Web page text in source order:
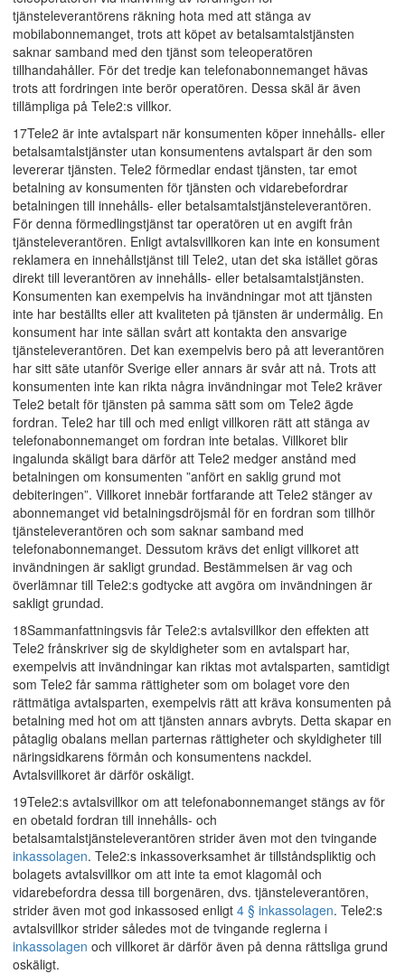
tjänsteleverantörens räkning hota med att stänga av
mobilabonnemanget, trots att köpet av betalsamtalstjänsten
saknar samband med den tjänst som teleoperatören
tillhandahåller. För det tredje kan telefonabonnemanget hävas
trots att fordringen inte berör operatören. Dessa skäl är även
tillämpliga på Tele2:s villkor.
17Tele2 är inte avtalspart när konsumenten köper innehålls- eller
betalsamtalstjänster utan konsumentens avtalspart är den som
levererar tjänsten. Tele2 förmedlar endast tjänsten, tar emot
betalning av konsumenten för tjänsten och vidarebefordrar
betalningen till innehålls- eller betalsamtalstjänsteleverantören.
För denna förmedlingstjänst tar operatören ut en avgift från
tjänsteleverantören. Enligt avtalsvillkoren kan inte en konsument
reklamera en innehållstjänst till Tele2, utan det ska istället göras
direkt till leverantören av innehålls- eller betalsamtalstjänsten.
Konsumenten kan exempelvis ha invändningar mot att tjänsten
inte har beställts eller att kvaliteten på tjänsten är undermålig. En
konsument har inte sällan svårt att kontakta den ansvarige
tjänsteleverantören. Det kan exempelvis bero på att leverantören
har sitt säte utanför Sverige eller annars är svår att nå. Trots att
konsumenten inte kan rikta några invändningar mot Tele2 kräver
Tele2 betalt för tjänsten på samma sätt som om Tele2 ägde
fordran. Tele2 har till och med enligt villkoren rätt att stänga av
telefonabonnemanget om fordran inte betalas. Villkoret blir
ingalunda skäligt bara därför att Tele2 medger anstånd med
betalningen om konsumenten ”anfört en saklig grund mot
debiteringen”. Villkoret innebär fortfarande att Tele2 stänger av
abonnemanget vid betalningsdröjsmål för en fordran som tillhör
tjänsteleverantören och som saknar samband med
telefonabonnemanget. Dessutom krävs det enligt villkoret att
invändningen är sakligt grundad. Bestämmelsen är vag och
överlämnar till Tele2:s godtycke att avgöra om invändningen är
sakligt grundad.
18Sammanfattningsvis får Tele2:s avtalsvillkor den effekten att
Tele2 frånskriver sig de skyldigheter som en avtalspart har,
exempelvis att invändningar kan riktas mot avtalsparten, samtidigt
som Tele2 får samma rättigheter som om bolaget vore den
rättmätiga avtalsparten, exempelvis rätt att kräva konsumenten på
betalning med hot om att tjänsten annars avbryts. Detta skapar en
påtaglig obalans mellan parternas rättigheter och skyldigheter till
näringsidkarens förmån och konsumentens nackdel.
Avtalsvillkoret är därför oskäligt.
19Tele2:s avtalsvillkor om att telefonabonnemanget stängs av för
en obetald fordran till innehålls- och
betalsamtalstjänsteleverantören strider även mot den tvingande
inkassolagen. Tele2:s inkassoverksamhet är tillståndspliktig och
bolagets avtalsvillkor om att inte ta emot klagomål och
vidarebefordra dessa till borgenären, dvs. tjänsteleverantören,
strider även mot god inkassosed enligt 4 § inkassolagen. Tele2:s
avtalsvillkor strider således mot de tvingande reglerna i
inkassolagen och villkoret är därför även på denna rättsliga grund
oskäligt.